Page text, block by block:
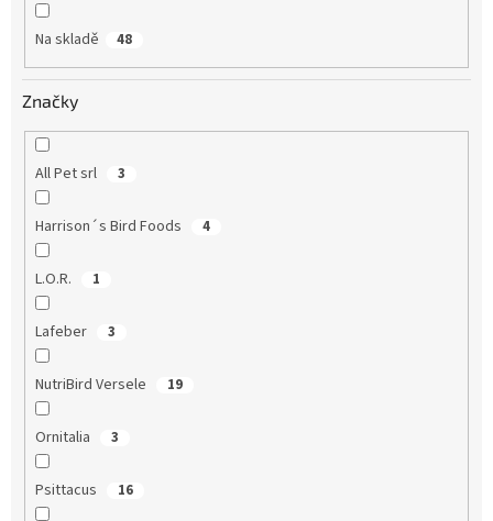
Na skladě 48
Značky
All Pet srl 3
Harrison´s Bird Foods 4
L.O.R. 1
Lafeber 3
NutriBird Versele 19
Ornitalia 3
Psittacus 16